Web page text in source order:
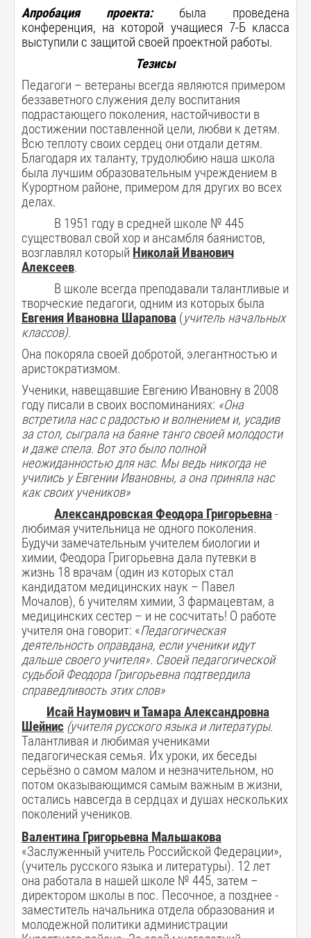
Апробация проекта:была проведена
конференция, на которой учащиеся 7-Б класса
выступили с защитой своей проектной работы.
Тезисы
Педагоги – ветераны всегда являются примером
беззаветного служения делу воспитания
подрастающего поколения, настойчивости в
достижении поставленной цели, любви к детям.
Всю теплоту своих сердец они отдали детям.
Благодаря их таланту, трудолюбию наша школа
была лучшим образовательным учреждением в
Курортном районе, примером для других во всех
делах.
В 1951 году в средней школе № 445
существовал свой хор и ансамбля баянистов,
возглавлял который Николай Иванович
Алексеев.
В школе всегда преподавали талантливые и
творческие педагоги, одним из которых была
Евгения Ивановна Шарапова (учитель начальных
классов).
Она покоряла своей добротой, элегантностью и
аристократизмом.
Ученики, навещавшие Евгению Ивановну в 2008
году писали в своих воспоминаниях: «Она
встретила нас с радостью и волнением и, усадив
за стол, сыграла на баяне танго своей молодости
и даже спела. Вот это было полной
неожиданностью для нас. Мы ведь никогда не
учились у Евгении Ивановны, а она приняла нас
как своих учеников»
Александровская Феодора Григорьевна-
любимая учительница не одного поколения.
Будучи замечательным учителем биологии и
химии, Феодора Григорьевна дала путевки в
жизнь 18 врачам (один из которых стал
кандидатом медицинских наук – Павел
Мочалов), 6 учителям химии, 3 фармацевтам, а
медицинских сестер – и не сосчитать! О работе
учителя она говорит: «Педагогическая
деятельность оправдана, если ученики идут
дальше своего учителя». Своей педагогической
судьбой Феодора Григорьевна подтвердила
справедливость этих слов»
Исай Наумович и Тамара Александровна
Шейнис (учителя русского языка и литературы.
Талантливая и любимая учениками
педагогическая семья. Их уроки, их беседы
серьёзно о самом малом и незначительном, но
потом оказывающимся самым важным в жизни,
остались навсегда в сердцах и душах нескольких
поколений учеников.
Валентина Григорьевна Мальшакова
«Заслуженный учитель Российской Федерации»,
(учитель русского языка и литературы). 12 лет
она работала в нашей школе № 445, затем –
директором школы в пос. Песочное, а позднее -
заместитель начальника отдела образования и
молодежной политики администрации